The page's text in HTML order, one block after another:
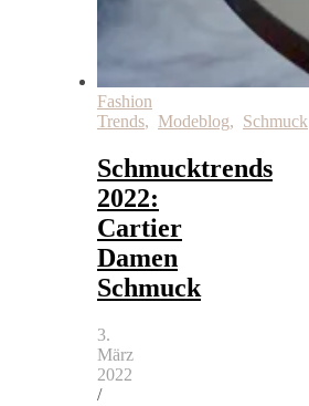
Fashion
Trends, Modeblog, Schmuck
Schmucktrends
2022:
Cartier
Damen
Schmuck
3.
März
2022
/